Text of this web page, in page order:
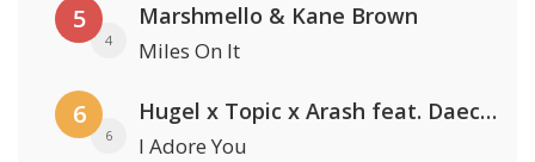
5
4
Marshmello & Kane Brown
Miles On It
6
6
Hugel x Topic x Arash feat. Daecolm
I Adore You